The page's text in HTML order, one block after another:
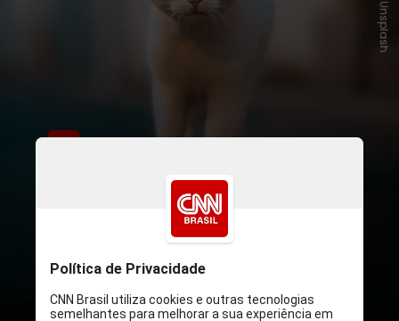
cães e gatos em eventos de rua e
permite a venda desses animais só
após quatro meses de vida, desde
que estejam castrados e vacinados
Unsplash